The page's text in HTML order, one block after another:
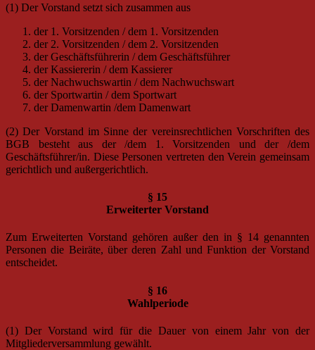
(1) Der Vorstand setzt sich zusammen aus
der 1. Vorsitzenden / dem 1. Vorsitzenden
der 2. Vorsitzenden / dem 2. Vorsitzenden
der Geschäftsführerin / dem Geschäftsführer
der Kassiererin / dem Kassierer
der Nachwuchswartin / dem Nachwuchswart
der Sportwartin / dem Sportwart
der Damenwartin /dem Damenwart
(2) Der Vorstand im Sinne der vereinsrechtlichen Vorschriften des
BGB besteht aus der /dem 1. Vorsitzenden und der /dem
Geschäftsführer/in. Diese Personen vertreten den Verein gemeinsam
gerichtlich und außergerichtlich.
§ 15
Erweiterter Vorstand
Zum Erweiterten Vorstand gehören außer den in § 14 genannten
Personen die Beiräte, über deren Zahl und Funktion der Vorstand
entscheidet.
§ 16
Wahlperiode
(1) Der Vorstand wird für die Dauer von einem Jahr von der
Mitgliederversammlung gewählt.